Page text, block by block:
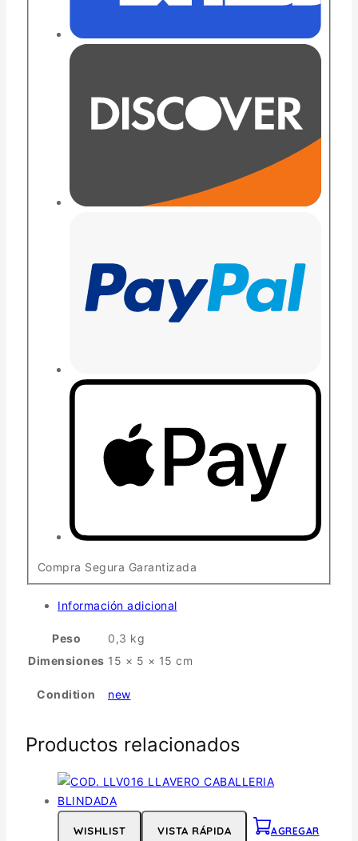
Compra Segura Garantizada
Información adicional
Peso
0,3 kg
Dimensiones 15 × 5 × 15 cm
Condition new
Productos relacionados
WISHLIST VISTA RÁPIDA AGREGAR